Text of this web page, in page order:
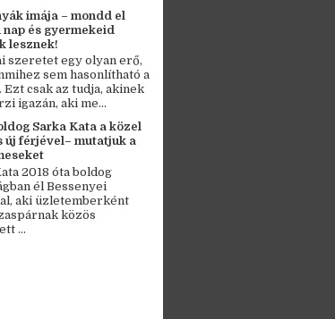
imája – mondd el
és gyermekeid
lesznek!
szeretet egy olyan erő,
sem hasonlítható a
Ezt csak az tudja, akinek
igazán, aki me...
Sarka Kata a közel
új férjével– mutatjuk a
2018 óta boldog
él Bessenyei
aki üzletemberként
közös
...